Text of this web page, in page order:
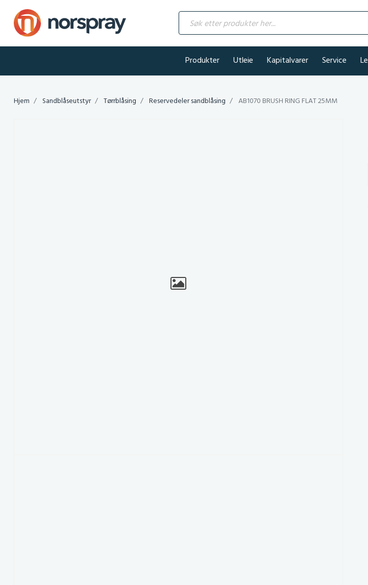
Søk etter produkter her...
Produkter
Utleie Kapitalvarer Service
Hjem Sandblåseutstyr Tørrblåsing Reservedeler sandblåsing AB1070 BRUSH RING FLAT 25MM